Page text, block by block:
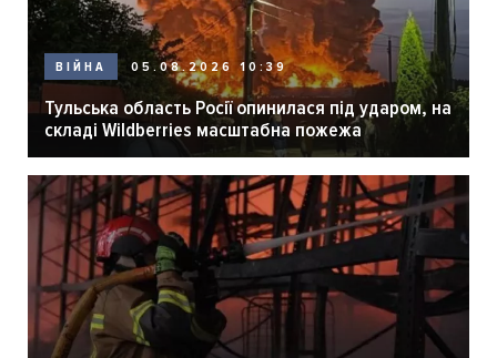
ВІЙНА 05.08.2026 10:39
Тульська область Росії опинилася під ударом, на
складі Wildberries масштабна пожежа